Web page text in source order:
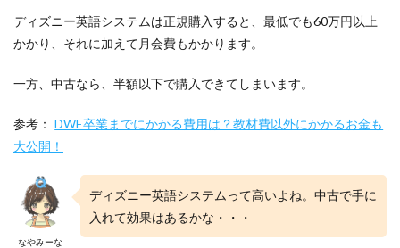
ディズニー英語システムは正規購入すると、最低でも60万円以上
かかり、それに加えて月会費もかかります。
一方、中古なら、半額以下で購入できてしまいます。
参考： DWE卒業までにかかる費用は？教材費以外にかかるお金も
大公開！
なやみーな
ディズニー英語システムって高いよね。中古で手に
入れて効果はあるかな・・・